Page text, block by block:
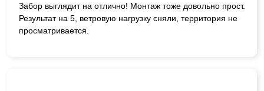
Забор выглядит на отлично! Монтаж тоже довольно прост.
Результат на 5, ветровую нагрузку сняли, территория не
просматривается.